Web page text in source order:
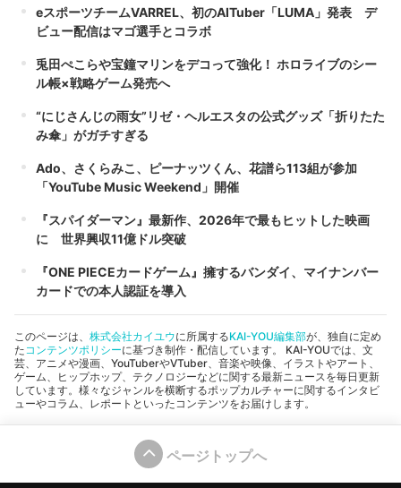
eスポーツチームVARREL、初のAITuber「LUMA」発表 デ
ビュー配信はマゴ選手とコラボ
兎田ぺこらや宝鐘マリンをデコって強化！ ホロライブのシー
ル帳×戦略ゲーム発売へ
“にじさんじの雨女”リゼ・ヘルエスタの公式グッズ「折りたた
み傘」がガチすぎる
Ado、さくらみこ、ピーナッツくん、花譜ら113組が参加
「YouTube Music Weekend」開催
『スパイダーマン』最新作、2026年で最もヒットした映画
に 世界興収11億ドル突破
『ONE PIECEカードゲーム』擁するバンダイ、マイナンバー
カードでの本人認証を導入
このページは、 株式会社カイユウに所属するKAI-YOU編集部が、独自に定め
た コンテンツポリシーに基づき制作・配信しています。 KAI-YOUでは、文
芸、アニメや漫画、YouTuberやVTuber、音楽や映像、イラストやアート、
ゲーム、ヒップホップ、テクノロジーなどに関する最新ニュースを毎日更新
しています。様々なジャンルを横断するポップカルチャーに関するインタビ
ューやコラム、レポートといったコンテンツをお届けします。
ページトップへ